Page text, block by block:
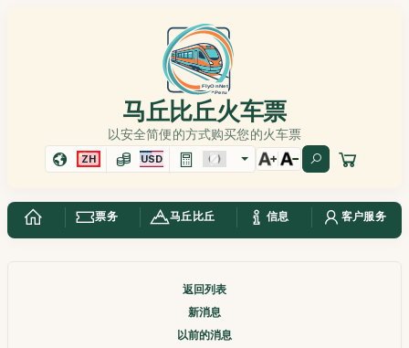
马丘比丘火车票
以安全简便的方式购买您的火车票
ZH USD
票务 马丘比丘 信息 客户服务
返回列表
新消息
以前的消息